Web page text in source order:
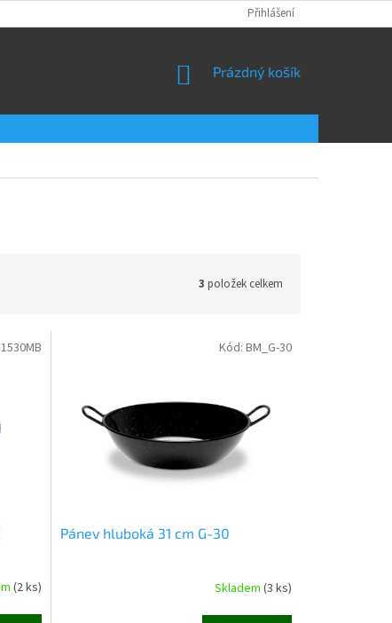
Přihlášení
NÁKUPNÍ
Prázdný košík
3 položek celkem
(2 ks)
Pánev hluboká 31 cm G-30
Skladem (3 ks)
Kód: BM_G-30